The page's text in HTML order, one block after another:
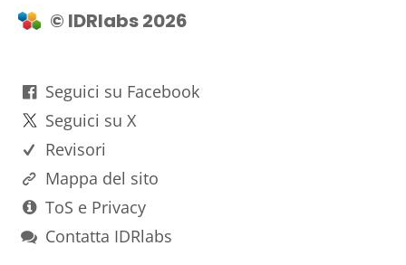
© IDRlabs 2026
Seguici su Facebook
Seguici su X
Revisori
Mappa del sito
ToS e Privacy
Contatta IDRlabs